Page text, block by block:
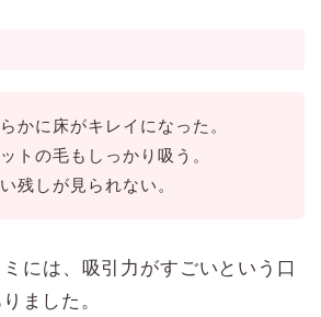
かに床がキレイになった。
トの毛もしっかり吸う。
残しが見られない。
には、吸引力がすごいという口
ました。